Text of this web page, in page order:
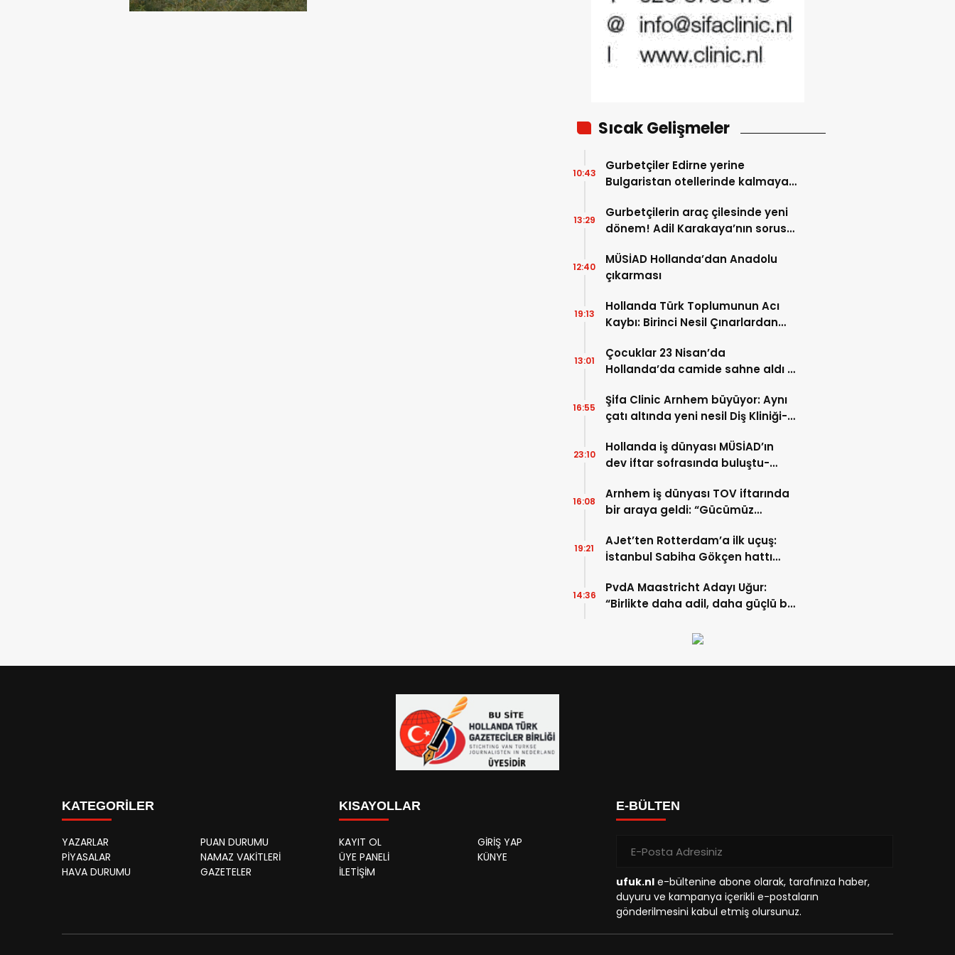
Sıcak Gelişmeler
Gurbetçiler Edirne yerine
Bulgaristan otellerinde kalmaya
10:43
Gurbetçilerin araç çilesinde yeni
dönem! Adil Karakaya’nın sorusu
13:29
MÜSİAD Hollanda’dan Anadolu
çıkarması
12:40
Hollanda Türk Toplumunun Acı
Kaybı: Birinci Nesil Çınarlardan
19:13
Çocuklar 23 Nisan’da
Hollanda’da camide sahne aldı –
13:01
Şifa Clinic Arnhem büyüyor: Aynı
çatı altında yeni nesil Diş Kliniği-
16:55
Hollanda iş dünyası MÜSİAD’ın
dev iftar sofrasında buluştu-
23:10
Arnhem iş dünyası TOV iftarında
bir araya geldi: “Gücümüz
16:08
AJet’ten Rotterdam’a ilk uçuş:
İstanbul Sabiha Gökçen hattı
19:21
PvdA Maastricht Adayı Uğur:
“Birlikte daha adil, daha güçlü bir
14:36
KATEGORİLER
YAZARLAR
PUAN DURUMU
PİYASALAR
NAMAZ VAKİTLERİ
HAVA DURUMU
GAZETELER
KISAYOLLAR
KAYIT OL
GİRİŞ YAP
ÜYE PANELİ
KÜNYE
İLETİŞİM
E-BÜLTEN
ufuk.nl e-bültenine abone olarak, tarafınıza haber,
duyuru ve kampanya içerikli e-postaların
gönderilmesini kabul etmiş olursunuz.